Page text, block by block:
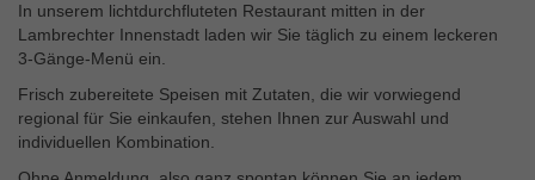
In unserem lichtdurchfluteten Restaurant mitten in der
Lambrechter Innenstadt laden wir Sie täglich zu einem leckeren
3-Gänge-Menü ein.
Frisch zubereitete Speisen mit Zutaten, die wir vorwiegend
regional für Sie einkaufen, stehen Ihnen zur Auswahl und
individuellen Kombination.